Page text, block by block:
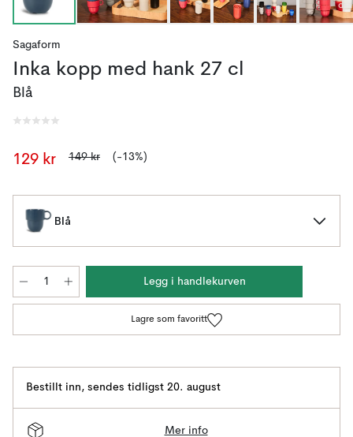
Sagaform
Inka kopp med hank 27 cl
Blå
129 kr 149 kr (-13%)
Blå
Legg i handlekurven
Lagre som favoritt
Bestillt inn, sendes tidligst 20. august
Mer info